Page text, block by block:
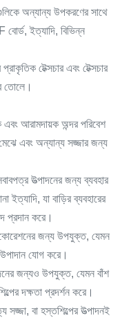
অন্যান্য উপকরণের সাথে
ইত্যাদি, বিভিন্ন
টেক্সচার এবং টেক্সচার
তোলে।
আরামদায়ক অন্দর পরিবেশ
এবং অন্যান্য সজ্জার জন্য
উত্পাদনের জন্য ব্যবহার
ইত্যাদি, যা বাড়ির ব্যবহারের
প্রদান করে।
জন্য উপযুক্ত, যেমন
উপাদান যোগ করে।
জন্যও উপযুক্ত, যেমন বাঁশ
দক্ষতা প্রদর্শন করে।
বা হস্তশিল্পের উত্পাদনই